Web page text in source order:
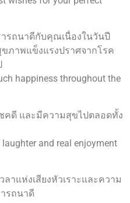
รถนาดีกับคุณเนื่องในวันปี
ภาพแข็งแรงปราศจากโรค
happiness throughout the
คดี และมีความสุขไปตลอดทั้ง
and real enjoyment
าแห่งเสียงหัวเราะและความ
รถนาดี